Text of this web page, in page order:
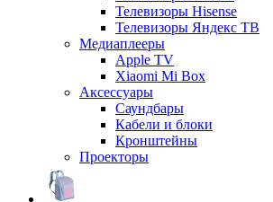
Телевизоры Hisense
Телевизоры Яндекс ТВ
Медиаплееры
Apple TV
Xiaomi Mi Box
Аксессуары
Саундбары
Кабели и блоки
Кронштейны
Проекторы